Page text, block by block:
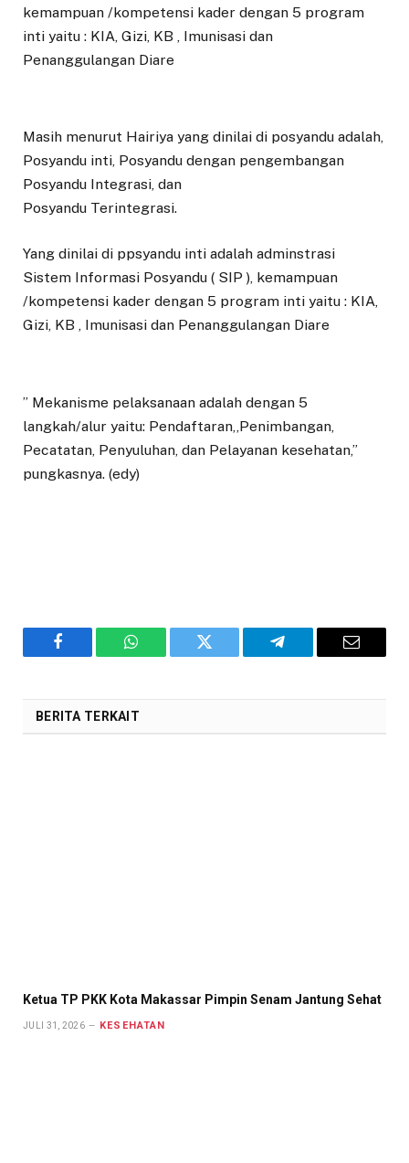
kemampuan /kompetensi kader dengan 5 program
inti yaitu : KIA, Gizi, KB , Imunisasi dan
Penanggulangan Diare
Masih menurut Hairiya yang dinilai di posyandu adalah,
Posyandu inti, Posyandu dengan pengembangan
Posyandu Integrasi, dan
Posyandu Terintegrasi.
Yang dinilai di ppsyandu inti adalah adminstrasi
Sistem Informasi Posyandu ( SIP ), kemampuan
/kompetensi kader dengan 5 program inti yaitu : KIA,
Gizi, KB , Imunisasi dan Penanggulangan Diare
” Mekanisme pelaksanaan adalah dengan 5
langkah/alur yaitu: Pendaftaran,,Penimbangan,
Pecatatan, Penyuluhan, dan Pelayanan kesehatan,”
pungkasnya. (edy)
Facebook WhatsAppTwitter Telegram Email
BERITA TERKAIT
Ketua TP PKK Kota Makassar Pimpin Senam Jantung Sehat
JULI 31, 2026 KESEHATAN